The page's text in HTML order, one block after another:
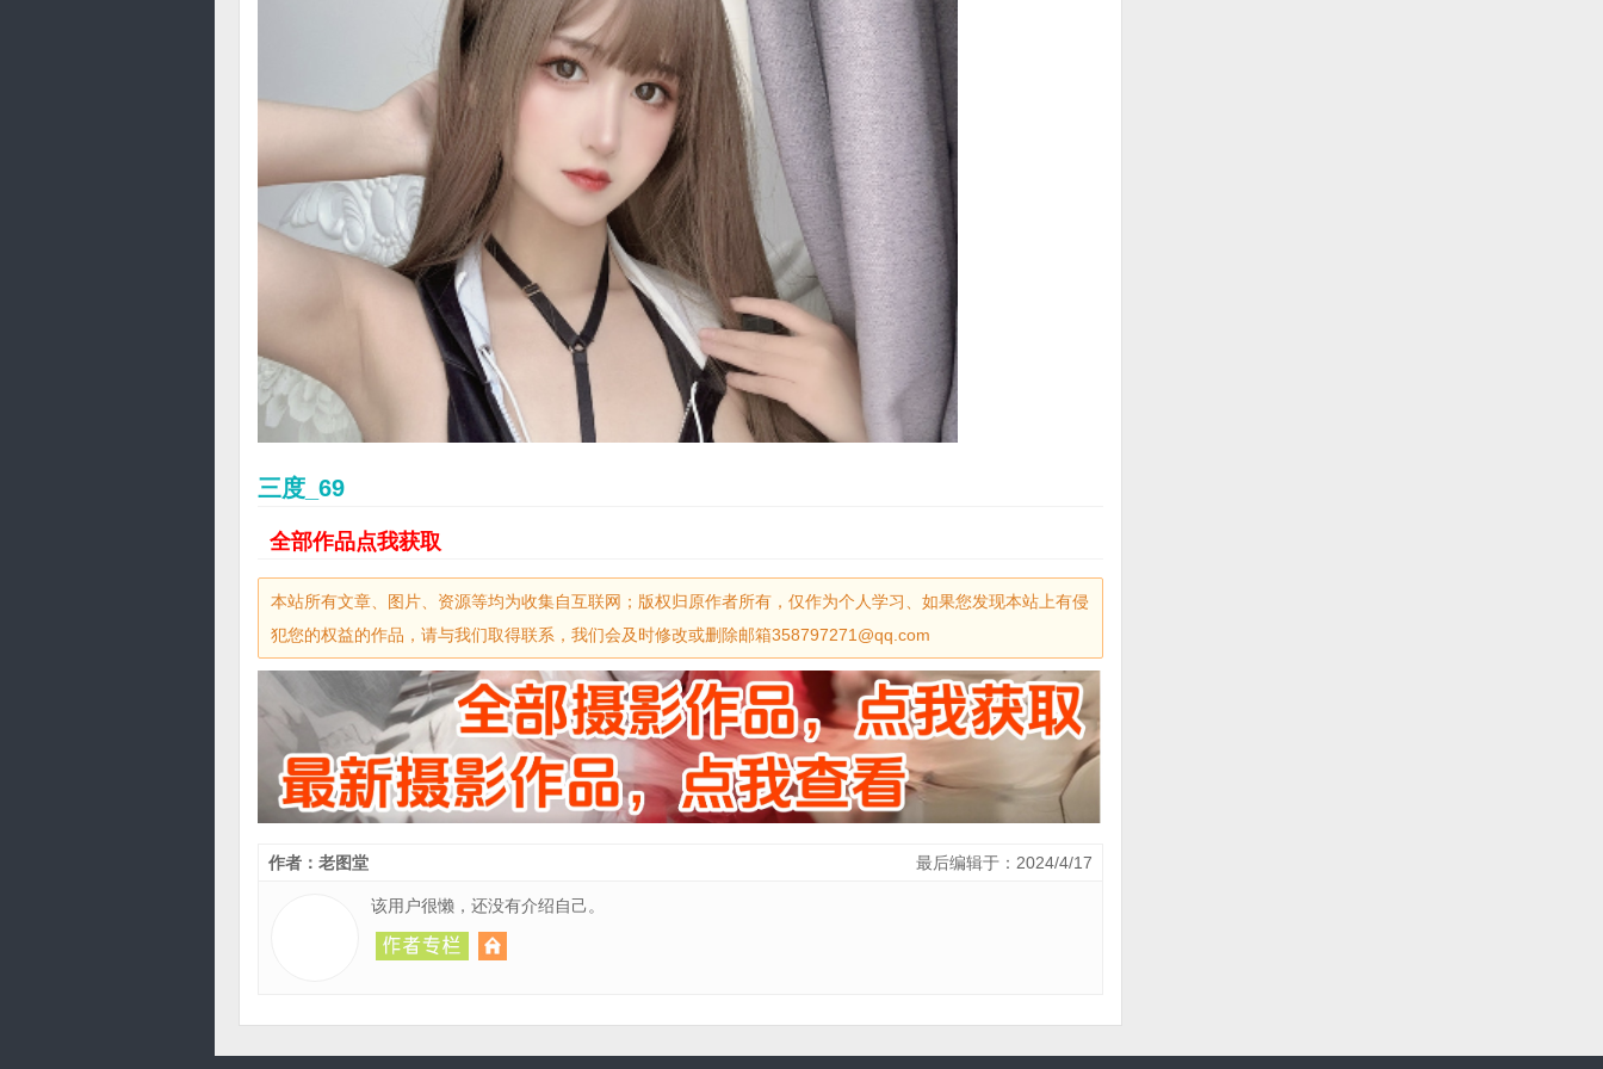
三度_69
全部作品点我获取
本站所有文章、图片、资源等均为收集自互联网；版权归原作者所有，仅作为个人学习、如果您发现本站上有侵
犯您的权益的作品，请与我们取得联系，我们会及时修改或删除邮箱358797271@qq.com
最后编辑于：2024/4/17
作者：老图堂
该用户很懒，还没有介绍自己。